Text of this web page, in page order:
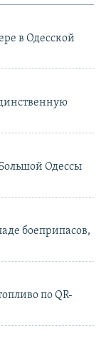
в Одесской
Одессы
боеприпасов,
по QR-